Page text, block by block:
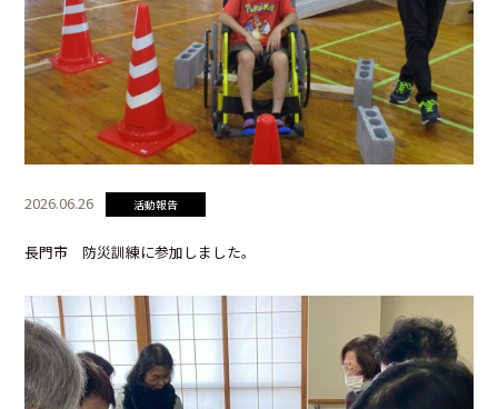
2026.06.26 活動報告
長門市 防災訓練に参加しました。